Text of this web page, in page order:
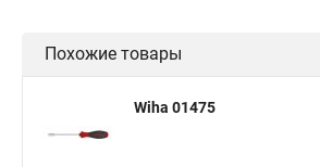
Похожие товары
Wiha 01475